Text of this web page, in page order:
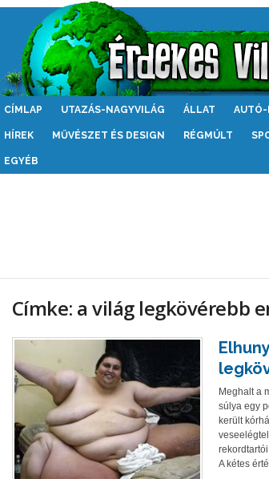
Érdekes
CÍMLAP UTAZÁS-NAGYVILÁG ÁLLAT AUTÓ-
HÍREK MŰVÉSZET ÉS DESIGN RÉGMÚLT
EGYÉB
Címke: a világ legkövérebb
Meghalt a
súlya egy
került
A kétes